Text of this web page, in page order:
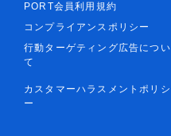
PORT会員利用規約
コンプライアンスポリシー
行動ターゲティング広告につい
て
カスタマーハラスメントポリシ
ー